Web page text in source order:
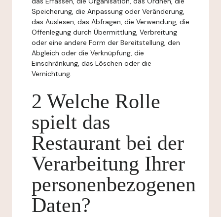
Speicherung, die Anpassung oder Veränderung,
das Auslesen, das Abfragen, die Verwendung, die
Offenlegung durch Übermittlung, Verbreitung
oder eine andere Form der Bereitstellung, den
Abgleich oder die Verknüpfung, die
Einschränkung, das Löschen oder die
Vernichtung.
2 Welche Rolle
spielt das
Restaurant bei der
Verarbeitung Ihrer
personenbezogenen
Daten?